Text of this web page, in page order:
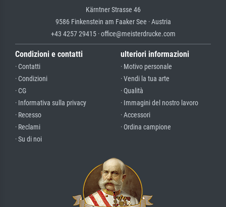
Kärntner Strasse 46
9586 Finkenstein am Faaker See · Austria
+43 4257 29415 · office@meisterdrucke.com
Condizioni e contatti
· Contatti
· Condizioni
· CG
· Informativa sulla privacy
· Recesso
· Reclami
· Su di noi
ulteriori informazioni
· Motivo personale
· Vendi la tua arte
· Qualità
· Immagini del nostro lavoro
· Accessori
· Ordina campione